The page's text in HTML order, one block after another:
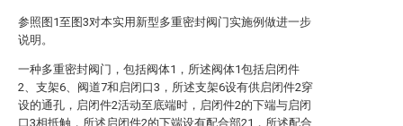
参照图1至图3对本实用新型多重密封阀门实施例做进一步
说明。
一种多重密封阀门，包括阀体1，所述阀体1包括启闭件
2、支架6、阀道7和启闭口3，所述支架6设有供启闭件2穿
设的通孔，启闭件2活动至底端时，启闭件2的下端与启闭
口3相抵触，所述启闭件2的下端设有配合部21，所述配合